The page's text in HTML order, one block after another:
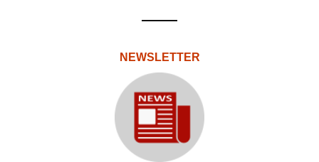
NEWSLETTER